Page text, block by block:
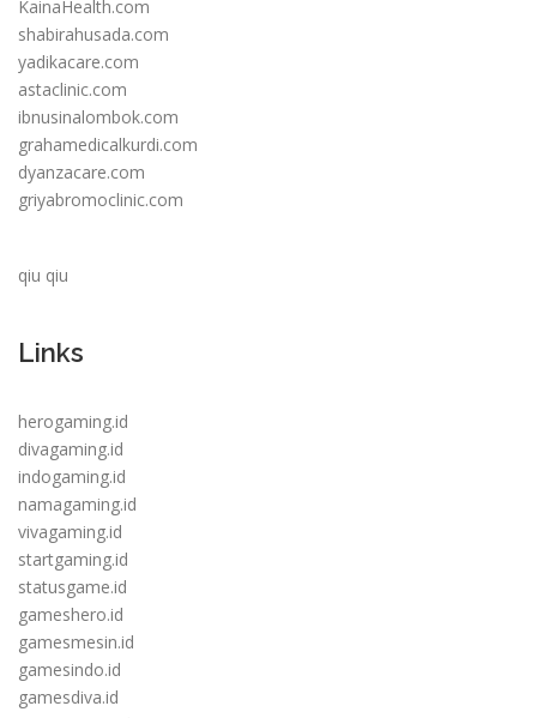
KainaHealth.com
shabirahusada.com
yadikacare.com
astaclinic.com
ibnusinalombok.com
grahamedicalkurdi.com
dyanzacare.com
griyabromoclinic.com
qiu qiu
Links
herogaming.id
divagaming.id
indogaming.id
namagaming.id
vivagaming.id
startgaming.id
statusgame.id
gameshero.id
gamesmesin.id
gamesindo.id
gamesdiva.id